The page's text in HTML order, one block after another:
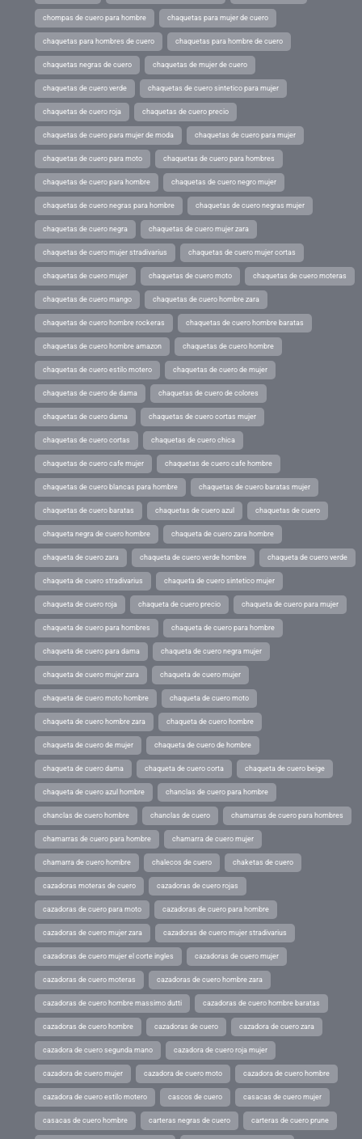
chompas de cuero para hombre chaquetas para mujer de cuero
chaquetas para hombres de cuero chaquetas para hombre de cuero
chaquetas negras de cuero chaquetas de mujer de cuero
chaquetas de cuero verde chaquetas de cuero sintetico para mujer
chaquetas de cuero roja chaquetas de cuero precio
chaquetas de cuero para mujer de moda chaquetas de cuero para mujer
chaquetas de cuero para moto chaquetas de cuero para hombres
chaquetas de cuero para hombre chaquetas de cuero negro mujer
chaquetas de cuero negras para hombre chaquetas de cuero negras mujer
chaquetas de cuero negra chaquetas de cuero mujer zara
chaquetas de cuero mujer stradivarius chaquetas de cuero mujer cortas
chaquetas de cuero mujer chaquetas de cuero moto chaquetas de cuero moteras
chaquetas de cuero mango chaquetas de cuero hombre zara
chaquetas de cuero hombre rockeras chaquetas de cuero hombre baratas
chaquetas de cuero hombre amazon chaquetas de cuero hombre
chaquetas de cuero estilo motero chaquetas de cuero de mujer
chaquetas de cuero de dama chaquetas de cuero de colores
chaquetas de cuero dama chaquetas de cuero cortas mujer
chaquetas de cuero cortas chaquetas de cuero chica
chaquetas de cuero cafe mujer chaquetas de cuero cafe hombre
chaquetas de cuero blancas para hombre chaquetas de cuero baratas mujer
chaquetas de cuero baratas chaquetas de cuero azul chaquetas de cuero
chaqueta negra de cuero hombre chaqueta de cuero zara hombre
chaqueta de cuero zara chaqueta de cuero verde hombre chaqueta de cuero verde
chaqueta de cuero stradivarius chaqueta de cuero sintetico mujer
chaqueta de cuero roja chaqueta de cuero precio chaqueta de cuero para mujer
chaqueta de cuero para hombres chaqueta de cuero para hombre
chaqueta de cuero para dama chaqueta de cuero negra mujer
chaqueta de cuero mujer zara chaqueta de cuero mujer
chaqueta de cuero moto hombre chaqueta de cuero moto
chaqueta de cuero hombre zara chaqueta de cuero hombre
chaqueta de cuero de mujer chaqueta de cuero de hombre
chaqueta de cuero dama chaqueta de cuero corta chaqueta de cuero beige
chaqueta de cuero azul hombre chanclas de cuero para hombre
chanclas de cuero hombre chanclas de cuero chamarras de cuero para hombres
chamarras de cuero para hombre chamarra de cuero mujer
chamarra de cuero hombre chalecos de cuero chaketas de cuero
cazadoras moteras de cuero cazadoras de cuero rojas
cazadoras de cuero para moto cazadoras de cuero para hombre
cazadoras de cuero mujer zara cazadoras de cuero mujer stradivarius
cazadoras de cuero mujer el corte ingles cazadoras de cuero mujer
cazadoras de cuero moteras cazadoras de cuero hombre zara
cazadoras de cuero hombre massimo dutti cazadoras de cuero hombre baratas
cazadoras de cuero hombre cazadoras de cuero cazadora de cuero zara
cazadora de cuero segunda mano cazadora de cuero roja mujer
cazadora de cuero mujer cazadora de cuero moto cazadora de cuero hombre
cazadora de cuero estilo motero cascos de cuero casacas de cuero mujer
casacas de cuero hombre carteras negras de cuero carteras de cuero prune